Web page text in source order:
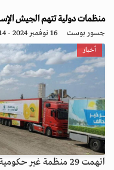
منظمات دولية تتهم الجيش
جسور بوست 16 نوفمبر 2024 - 03:14
أخبار
اتهمت 29 منظمة غير